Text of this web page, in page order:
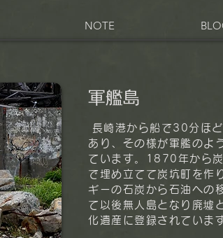
NOTE
軍艦島
長崎港から船で30分ほ
あり、その様が軍艦のよ
ています。
1870年から
で埋め立てて炭坑町を作
ギーの石炭から石油への
て以後無人島となり廃墟
化遺産に登録されていま